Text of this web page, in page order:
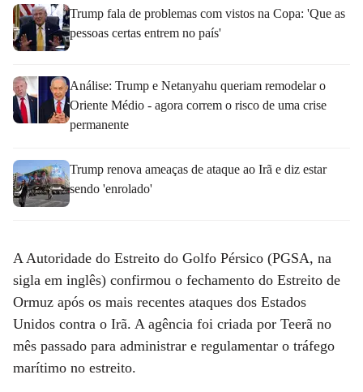
Trump fala de problemas com vistos na Copa: 'Que as
pessoas certas entrem no país'
Análise: Trump e Netanyahu queriam remodelar o
Oriente Médio - agora correm o risco de uma crise
permanente
Trump renova ameaças de ataque ao Irã e diz estar
sendo 'enrolado'
A Autoridade do Estreito do Golfo Pérsico (PGSA, na
sigla em inglês) confirmou o fechamento do Estreito de
Ormuz após os mais recentes ataques dos Estados
Unidos contra o Irã. A agência foi criada por Teerã no
mês passado para administrar e regulamentar o tráfego
marítimo no estreito.